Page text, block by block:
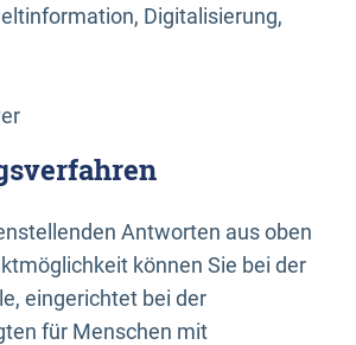
Digitalisierung,
Antworten aus oben
können Sie bei der
eingerichtet bei der
für Menschen mit